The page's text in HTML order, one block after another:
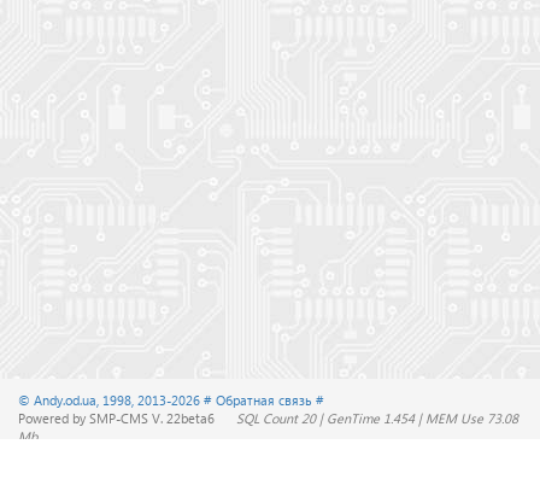
© Andy.od.ua, 1998, 2013-2026 # Обратная связь #
Powered by SMP-CMS V. 22beta6
SQL Count 20 | GenTime 1.454 | MEM Use 73.08
Mb